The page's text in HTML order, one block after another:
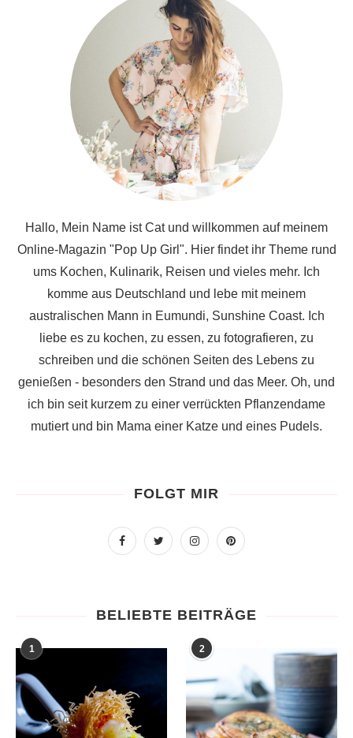
Hallo, Mein Name ist Cat und willkommen auf meinem
Online-Magazin "Pop Up Girl". Hier findet ihr Theme rund
ums Kochen, Kulinarik, Reisen und vieles mehr. Ich
komme aus Deutschland und lebe mit meinem
australischen Mann in Eumundi, Sunshine Coast. Ich
liebe es zu kochen, zu essen, zu fotografieren, zu
schreiben und die schönen Seiten des Lebens zu
genießen - besonders den Strand und das Meer. Oh, und
ich bin seit kurzem zu einer verrückten Pflanzendame
mutiert und bin Mama einer Katze und eines Pudels.
FOLGT MIR
BELIEBTE BEITRÄGE
1 2